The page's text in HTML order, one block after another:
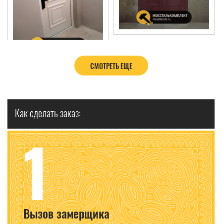
СМОТРЕТЬ ЕЩЕ
Как сделать заказ:
1
Вызов замерщика